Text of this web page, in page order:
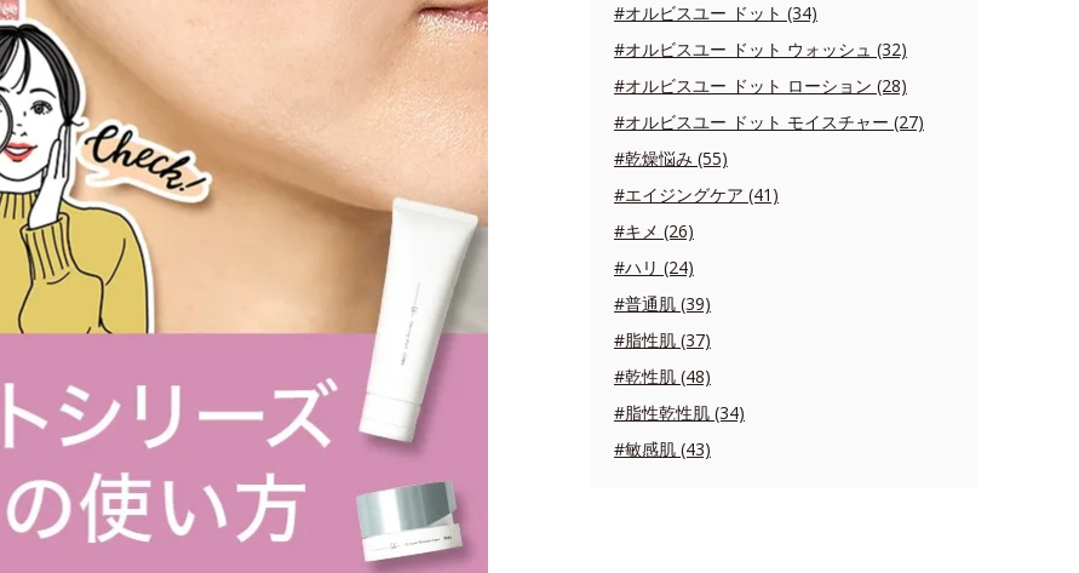
#オルビスユー ドット (34)
#オルビスユー ドット ウォッシュ (32)
#オルビスユー ドット ローション (28)
#オルビスユー ドット モイスチャー (27)
#乾燥悩み (55)
#エイジングケア (41)
#キメ (26)
#ハリ (24)
#普通肌 (39)
#脂性肌 (37)
#乾性肌 (48)
#脂性乾性肌 (34)
#敏感肌 (43)